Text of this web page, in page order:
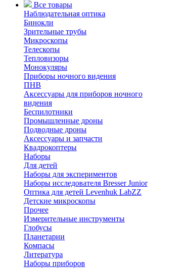
Все товары
Наблюдательная оптика
Бинокли
Зрительные трубы
Микроскопы
Телескопы
Тепловизоры
Монокуляры
Приборы ночного видения
ПНВ
Аксессуары для приборов ночного
видения
Беспилотники
Промышленные дроны
Подводные дроны
Аксессуары и запчасти
Квадрокоптеры
Наборы
Для детей
Наборы для экспериментов
Наборы исследователя Bresser Junior
Оптика для детей Levenhuk LabZZ
Детские микроскопы
Прочее
Измерительные инструменты
Глобусы
Планетарии
Компасы
Литература
Наборы приборов